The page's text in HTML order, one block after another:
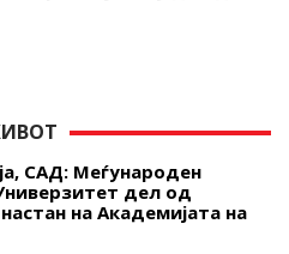
САД: Меѓународен
дел од
на Академијата на